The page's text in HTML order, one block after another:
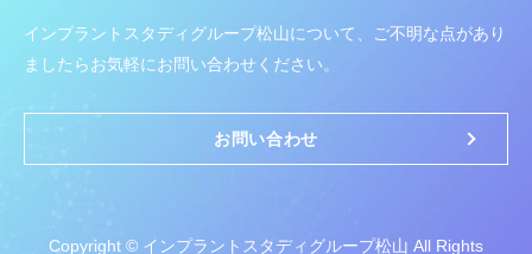
インプラントスタディグループ松山について、
ご不明な点があり
ましたらお気軽にお問い合わせください。
お問い合わせ
Copyright © インプラントスタディグループ松山 All Rights